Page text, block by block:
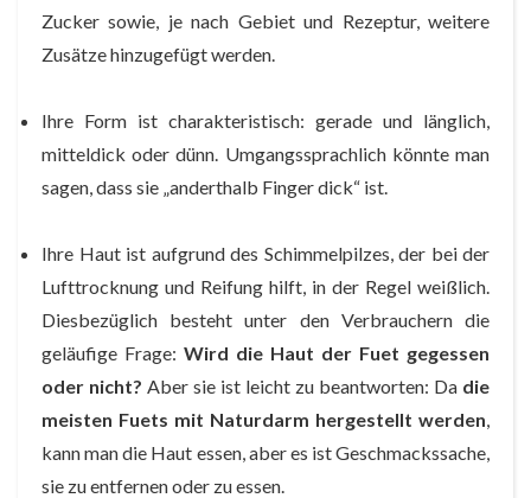
Zucker sowie, je nach Gebiet und Rezeptur, weitere
Zusätze hinzugefügt werden.
Ihre Form ist charakteristisch: gerade und länglich,
mitteldick oder dünn. Umgangssprachlich könnte man
sagen, dass sie „anderthalb Finger dick“ ist.
Ihre Haut ist aufgrund des Schimmelpilzes, der bei der
Lufttrocknung und Reifung hilft, in der Regel weißlich.
Diesbezüglich besteht unter den Verbrauchern die
geläufige Frage: Wird die Haut der Fuet gegessen
oder nicht? Aber sie ist leicht zu beantworten: Da die
meisten Fuets mit Naturdarm hergestellt werden,
kann man die Haut essen, aber es ist Geschmackssache,
sie zu entfernen oder zu essen.